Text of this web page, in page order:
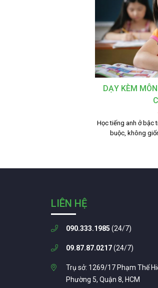
DẠY KÈM
Học tiếng anh ở bậc
buộc, không
LIÊN HỆ
090.333.1985 (24/7)
09.87.87.0217(24/7)
Trụ sở: 1269/17 Phạm Thế
Phường 5, Quận 8, HCM